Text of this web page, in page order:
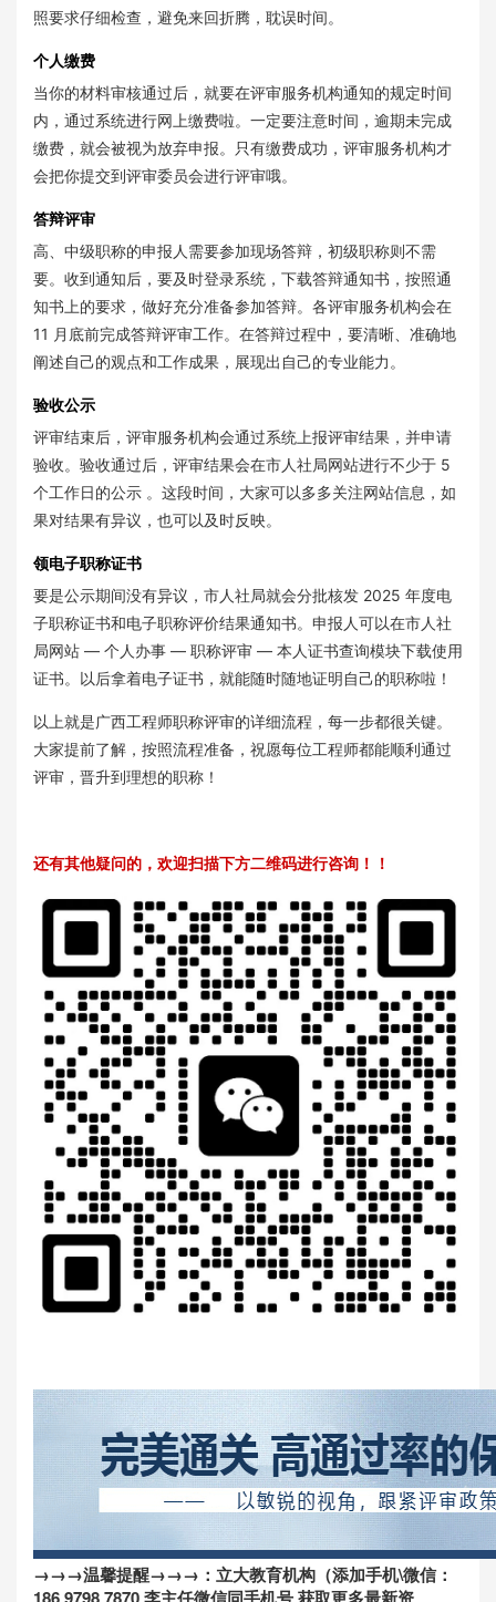
照要求仔细检查，避免来回折腾，耽误时间。
个人缴费
当你的材料审核通过后，就要在评审服务机构通知的规定时间
内，通过系统进行网上缴费啦。一定要注意时间，逾期未完成
缴费，就会被视为放弃申报。只有缴费成功，评审服务机构才
会把你提交到评审委员会进行评审哦。
答辩评审
高、中级职称的申报人需要参加现场答辩，初级职称则不需
要。收到通知后，要及时登录系统，下载答辩通知书，按照通
知书上的要求，做好充分准备参加答辩。各评审服务机构会在
11 月底前完成答辩评审工作。在答辩过程中，要清晰、准确地
阐述自己的观点和工作成果，展现出自己的专业能力。
验收公示
评审结束后，评审服务机构会通过系统上报评审结果，并申请
验收。验收通过后，评审结果会在市人社局网站进行不少于 5
个工作日的公示 。这段时间，大家可以多多关注网站信息，如
果对结果有异议，也可以及时反映。
领电子职称证书
要是公示期间没有异议，市人社局就会分批核发 2025 年度电
子职称证书和电子职称评价结果通知书。申报人可以在市人社
局网站 — 个人办事 — 职称评审 — 本人证书查询模块下载使用
证书。以后拿着电子证书，就能随时随地证明自己的职称啦！
以上就是广西工程师职称评审的详细流程，每一步都很关键。
大家提前了解，按照流程准备，祝愿每位工程师都能顺利通过
评审，晋升到理想的职称！
还有其他疑问的，欢迎扫描下方二维码进行咨询！！
→→→温馨提醒→→→： 立大教育机构 （添加手机\微信：